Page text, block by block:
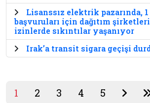
Lisanssız elektrik pazarında,
başvuruları için dağıtım
izinlerde sıkıntılar yaşanıyor
Irak’a transit sigara geçişi
1 2 3 4 5